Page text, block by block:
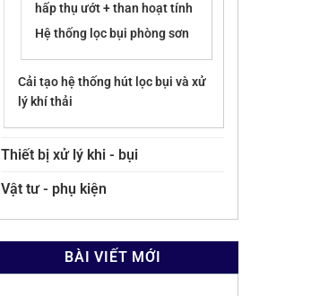
hấp thụ ướt + than hoạt tính
Hệ thống lọc bụi phòng sơn
Cải tạo hệ thống hút lọc bụi và xử
lý khí thải
Thiết bị xử lý khi - bụi
Vật tư - phụ kiện
BÀI VIẾT MỚI